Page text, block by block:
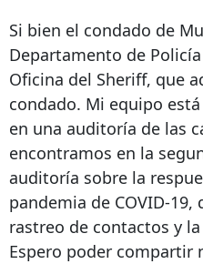
Si bien el condado de
Departamento de
Oficina del Sheriff, que
condado. Mi equipo
en una auditoría de las
encontramos en la
auditoría sobre la
pandemia de COVID-19,
rastreo de contactos y
Espero poder compartir